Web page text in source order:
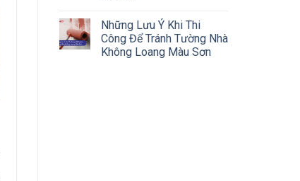
Những Lưu Ý Khi Thi
Công Để Tránh Tường Nhà
Không Loang Màu Sơn